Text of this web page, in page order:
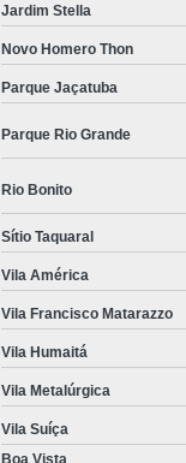
Jardim Stella
Novo Homero Thon
Parque Jaçatuba
Parque Rio Grande
Rio Bonito
Sítio Taquaral
Vila América
Vila Francisco Matarazzo
Vila Humaitá
Vila Metalúrgica
Vila Suíça
Boa Vista